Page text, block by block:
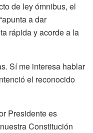
de ley ómnibus, el
a dar
rápida y acorde a la
Sí me interesa hablar
el reconocido
Presidente es
Constitución